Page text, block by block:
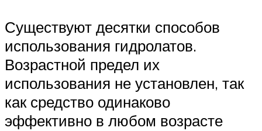
Существуют десятки способов
использования гидролатов.
Возрастной предел их
использования не установлен, так
как средство одинаково
эффективно в любом возрасте